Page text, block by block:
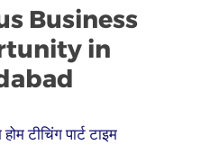
Business
in
टीचिंग पार्ट टाइम